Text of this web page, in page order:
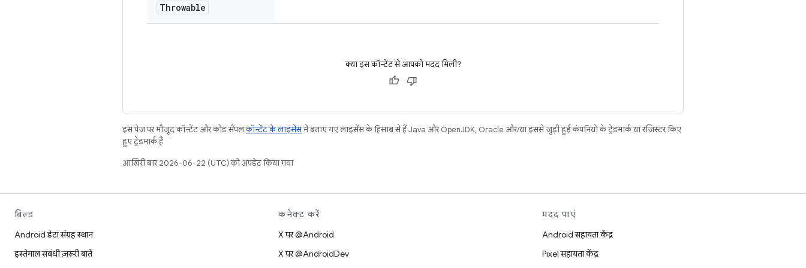
Throwable
क्या इस कॉन्टेंट से आपको मदद मिली?
इस पेज पर मौजूद कॉन्टेंट और कोड सैंपलकॉन्टेंट के लाइसेंसमें बताए गए लाइसेंस के हिसाब से हैं. Java और OpenJDK, Oracle और/या इससे जुड़ी हुई कंपनियों के ट्रेडमार्क या रजिस्टर किए
हुए ट्रेडमार्क हैं.
आखिरी बार 2026-06-22 (UTC) को अपडेट किया गया.
बिल्ड
Android डेटा संग्रह स्थान
इस्तेमाल संबंधी ज़रूरी बातें
कनेक्ट करें
X पर @Android
X पर @AndroidDev
मदद पाएं
Android सहायता केंद्र
Pixel सहायता केंद्र